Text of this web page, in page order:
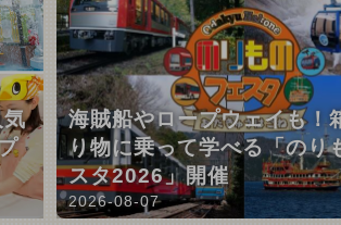
気
海賊船やロープウェイも！
り物に乗って学べる「のり
スタ2026」開催
2026-08-07